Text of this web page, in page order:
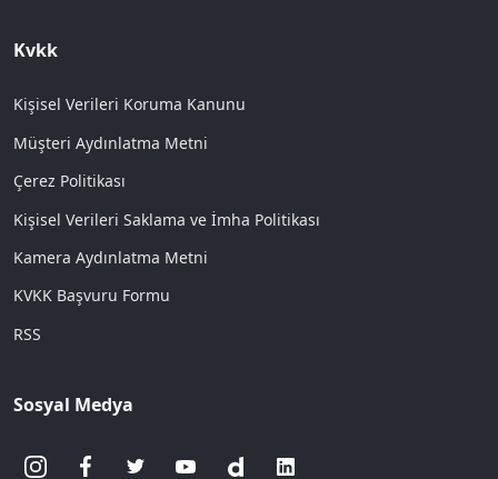
Kvkk
Kişisel Verileri Koruma Kanunu
Müşteri Aydınlatma Metni
Çerez Politikası
Kişisel Verileri Saklama ve İmha Politikası
Kamera Aydınlatma Metni
KVKK Başvuru Formu
RSS
Sosyal Medya